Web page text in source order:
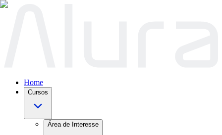
Home
Cursos
Área de Interesse